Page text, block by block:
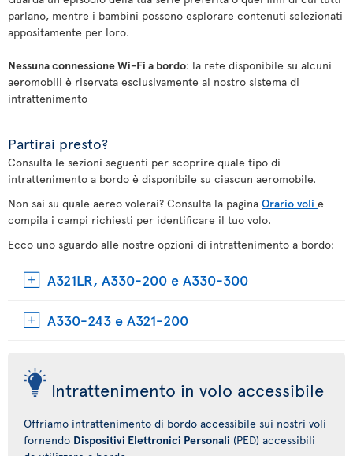
parlano, mentre i bambini possono esplorare contenuti selezionati
appositamente per loro.
Nessuna connessione Wi-Fi a bordo: la rete disponibile su alcuni
aeromobili è riservata esclusivamente al nostro sistema di
intrattenimento
Partirai presto?
Consulta le sezioni seguenti per scoprire quale tipo di
intrattenimento a bordo è disponibile su ciascun aeromobile.
Non sai su quale aereo volerai? Consulta la pagina Orario voli e
compila i campi richiesti per identificare il tuo volo.
Ecco uno sguardo alle nostre opzioni di intrattenimento a bordo:
A321LR, A330-200 e A330-300
A330-243 e A321-200
Intrattenimento in volo accessibile
Offriamo intrattenimento di bordo accessibile sui nostri voli
fornendo Dispositivi Elettronici Personali (PED) accessibili